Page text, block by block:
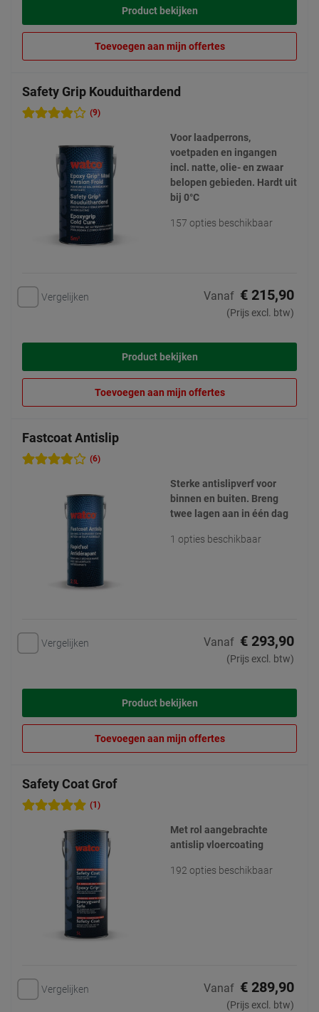
Product bekijken
Toevoegen aan mijn offertes
Safety Grip Kouduithardend
(9)
Voor laadperrons,
voetpaden en ingangen
incl. natte, olie- en zwaar
belopen gebieden. Hardt uit
bij 0°C
157 opties beschikbaar
Vergelijken Vanaf € 215,90
(Prijs excl. btw)
Product bekijken
Toevoegen aan mijn offertes
Fastcoat Antislip
(6)
Sterke antislipverf voor
binnen en buiten. Breng
twee lagen aan in één dag
1 opties beschikbaar
Vergelijken Vanaf € 293,90
(Prijs excl. btw)
Product bekijken
Toevoegen aan mijn offertes
Safety Coat Grof
(1)
Met rol aangebrachte
antislip vloercoating
192 opties beschikbaar
Vergelijken Vanaf € 289,90
(Prijs excl. btw)